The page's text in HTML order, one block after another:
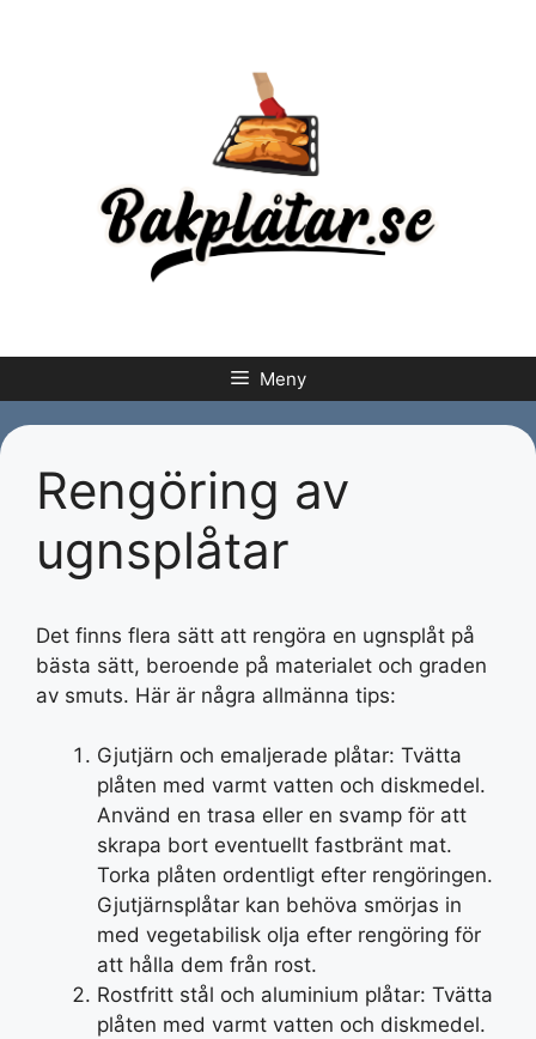
Meny
Rengöring av
ugnsplåtar
Det finns flera sätt att rengöra en ugnsplåt på
bästa sätt, beroende på materialet och graden
av smuts. Här är några allmänna tips:
Gjutjärn och emaljerade plåtar: Tvätta
plåten med varmt vatten och diskmedel.
Använd en trasa eller en svamp för att
skrapa bort eventuellt fastbränt mat.
Torka plåten ordentligt efter rengöringen.
Gjutjärnsplåtar kan behöva smörjas in
med vegetabilisk olja efter rengöring för
att hålla dem från rost.
Rostfritt stål och aluminium plåtar: Tvätta
plåten med varmt vatten och diskmedel.